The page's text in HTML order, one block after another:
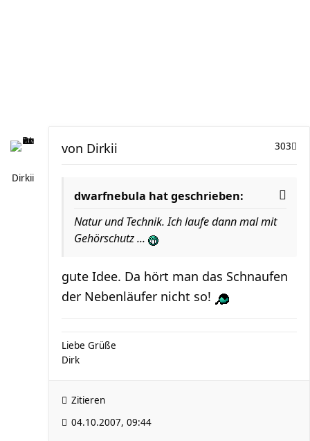
Dirkii
303
von Dirkii
dwarfnebula hat geschrieben:
Natur und Technik. Ich laufe dann mal mit
Gehörschutz ...
gute Idee. Da hört man das Schnaufen
der Nebenläufer nicht so!
Liebe Grüße
Dirk
Zitieren
04.10.2007, 09:44